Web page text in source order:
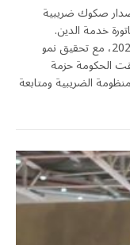
صكوك ضريبية
خدمة الدين.
استعرض وزير المالية الأداء المالي للعام 2025/2026، مع تحقيق نمو
الحكومة حزمة
الضريبية ومتابعة